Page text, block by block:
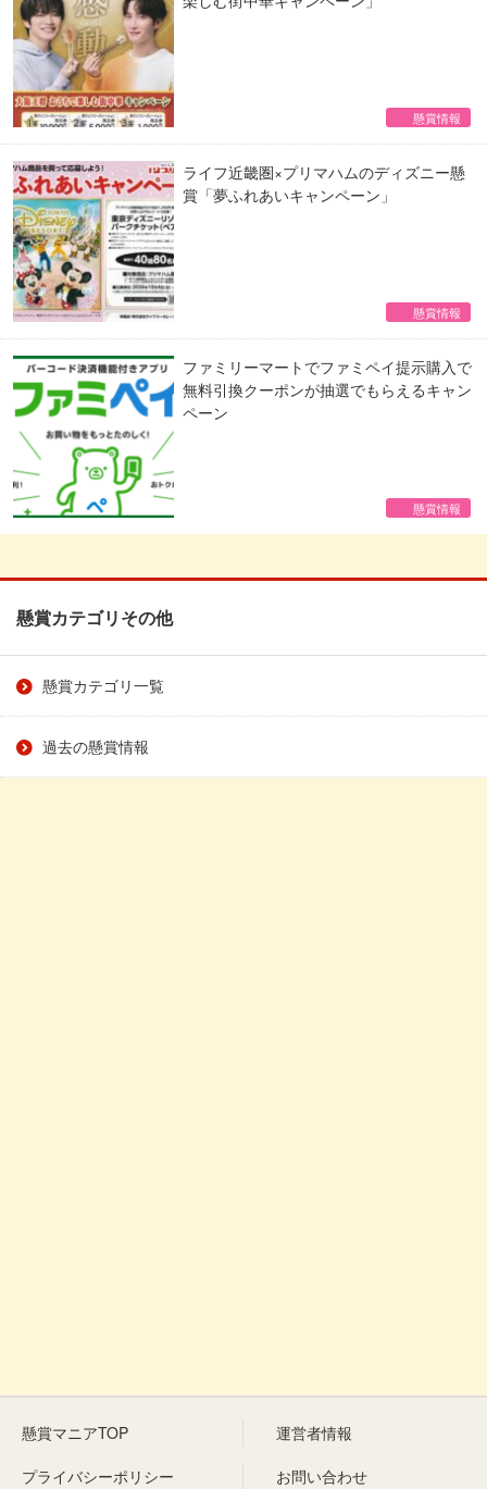
懸賞情報
ライフ近畿圏×プリマハムのディズニー懸
賞「夢ふれあいキャンペーン」
懸賞情報
ファミリーマートでファミペイ提示購入で
無料引換クーポンが抽選でもらえるキャン
ペーン
懸賞情報
懸賞カテゴリその他
懸賞カテゴリ一覧
過去の懸賞情報
懸賞マニアTOP
運営者情報
プライバシーポリシー
お問い合わせ